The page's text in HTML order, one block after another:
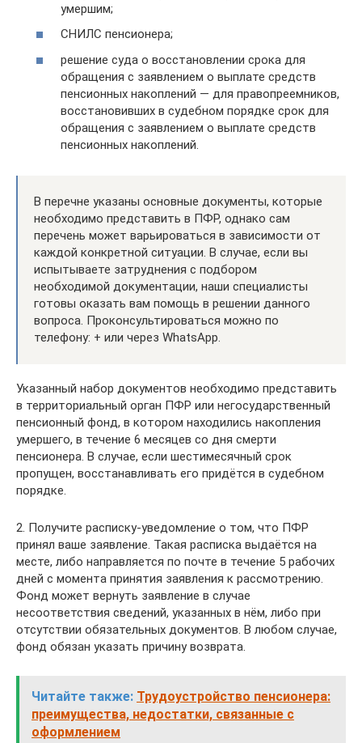
умершим;
СНИЛС пенсионера;
решение суда о восстановлении срока для
обращения с заявлением о выплате средств
пенсионных накоплений — для правопреемников,
восстановивших в судебном порядке срок для
обращения с заявлением о выплате средств
пенсионных накоплений.
В перечне указаны основные документы, которые
необходимо представить в ПФР, однако сам
перечень может варьироваться в зависимости от
каждой конкретной ситуации. В случае, если вы
испытываете затруднения с подбором
необходимой документации, наши специалисты
готовы оказать вам помощь в решении данного
вопроса. Проконсультироваться можно по
телефону: + или через WhatsApp.
Указанный набор документов необходимо представить
в территориальный орган ПФР или негосударственный
пенсионный фонд, в котором находились накопления
умершего, в течение 6 месяцев со дня смерти
пенсионера. В случае, если шестимесячный срок
пропущен, восстанавливать его придётся в судебном
порядке.
2. Получите расписку-уведомление о том, что ПФР
принял ваше заявление. Такая расписка выдаётся на
месте, либо направляется по почте в течение 5 рабочих
дней с момента принятия заявления к рассмотрению.
Фонд может вернуть заявление в случае
несоответствия сведений, указанных в нём, либо при
отсутствии обязательных документов. В любом случае,
фонд обязан указать причину возврата.
Читайте также: Трудоустройство пенсионера:
преимущества, недостатки, связанные с
оформлением